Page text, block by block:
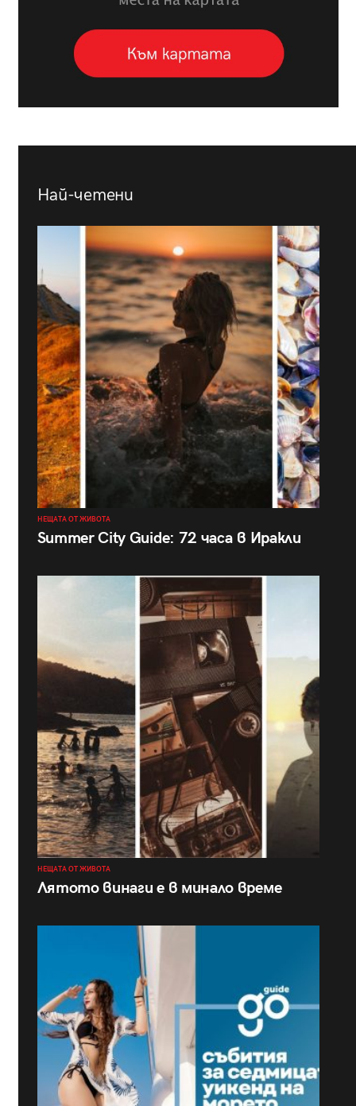
Най-четени
НЕЩАТА ОТ ЖИВОТА
Summer City Guide: 72 часа в Иракли
НЕЩАТА ОТ ЖИВОТА
Лятото винаги е в минало време